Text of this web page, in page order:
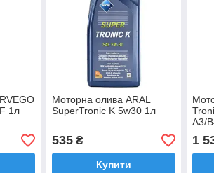
1л
Моторна олива ARAL
SuperTronic K 5w30 1л
535₴
Купити
A3/
1